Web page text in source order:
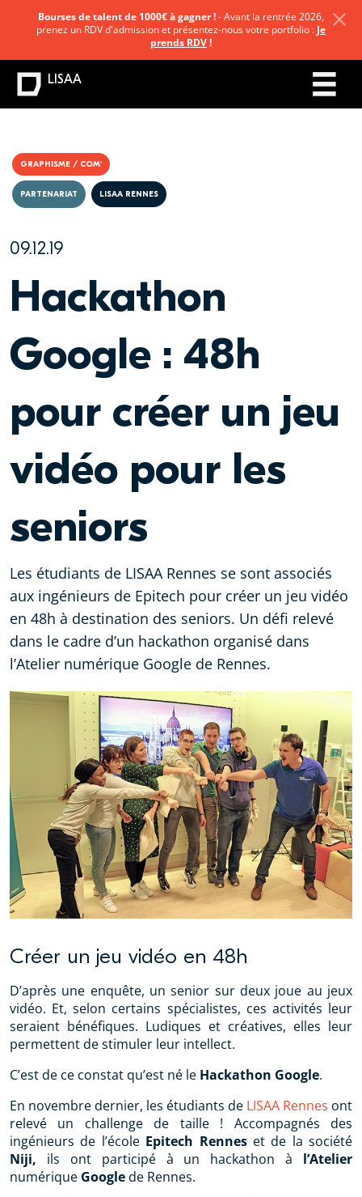
GRAPHISME / COM'
09.12.19
PARTENARIAT LISAA RENNES
Hackathon
Google : 48h
pour créer un jeu
vidéo pour les
seniors
Les étudiants de LISAA Rennes se sont associés
aux ingénieurs de Epitech pour créer un jeu vidéo
en 48h à destination des seniors. Un défi relevé
dans le cadre d’un hackathon organisé dans
l’Atelier numérique Google de Rennes.
Créer un jeu vidéo en 48h
D’après une enquête, un senior sur deux joue au jeux
vidéo. Et, selon certains spécialistes, ces activités leur
seraient bénéfiques. Ludiques et créatives, elles leur
permettent de stimuler leur intellect.
C’est de ce constat qu’est né le Hackathon Google.
En novembre dernier, les étudiants de LISAA Rennes ont
relevé un challenge de taille ! Accompagnés des
ingénieurs de l’école Epitech Renneset de la société
Niji, ils ont participé à un hackathon à l’Atelier
numérique Googlede Rennes.
Bourses de talent de 1000€ à gagner !- Avant la rentrée 2026,
prenez un RDV d'admission et présentez-nous votre portfolio : Je
prends RDV!
LISAA